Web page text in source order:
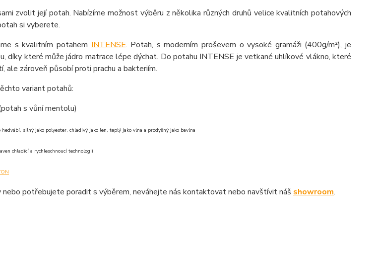
zvolit její potah. Nabízíme možnost výběru z několika různých druhů velice kvalitních potahových
si vyberete.
s kvalitním potahem INTENSE. Potah, s moderním proševem o vysoké gramáži (400g/m²), je
díky které může jádro matrace lépe dýchat. Do potahu INTENSE je vetkané uhlíkové vlákno, které
ale zároveň působí proti prachu a bakteriím.
variant potahů:
s vůní mentolu)
silný jako polyester, chladivý jako len, teplý jako vlna a prodyšný jako bavlna
chladící a rychleschnoucí technologií
potřebujete poradit s výběrem, neváhejte nás kontaktovat nebo navštívit náš showroom.